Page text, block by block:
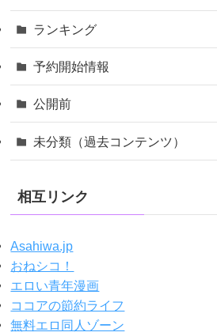
ランキング
予約開始情報
公開前
未分類（過去コンテンツ）
相互リンク
Asahiwa.jp
おねシコ！
エロい青年漫画
ココアの節約ライフ
無料エロ同人ゾーン